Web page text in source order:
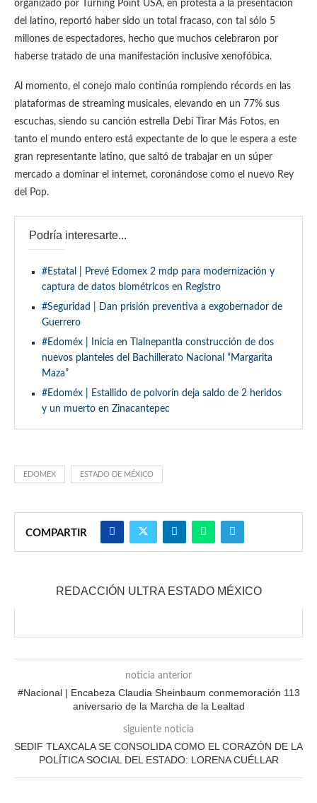
organizado por Turning Point USA, en protesta a la presentación
del latino, reportó haber sido un total fracaso, con tal sólo 5
millones de espectadores, hecho que muchos celebraron por
haberse tratado de una manifestación inclusive xenofóbica.
Al momento, el conejo malo continúa rompiendo récords en las
plataformas de streaming musicales, elevando en un 77% sus
escuchas, siendo su canción estrella Debí Tirar Más Fotos, en
tanto el mundo entero está expectante de lo que le espera a este
gran representante latino, que saltó de trabajar en un súper
mercado a dominar el internet, coronándose como el nuevo Rey
del Pop.
Podría interesarte...
#Estatal | Prevé Edomex 2 mdp para modernización y
captura de datos biométricos en Registro
#Seguridad | Dan prisión preventiva a exgobernador de
Guerrero
#Edoméx | Inicia en Tlalnepantla construcción de dos
nuevos planteles del Bachillerato Nacional “Margarita
Maza”
#Edoméx | Estallido de polvorín deja saldo de 2 heridos
y un muerto en Zinacantepec
EDOMEX ESTADO DE MÉXICO
COMPARTIR
REDACCIÓN ULTRA ESTADO MÉXICO
noticia anterior
#Nacional | Encabeza Claudia Sheinbaum conmemoración 113
aniversario de la Marcha de la Lealtad
siguiente noticia
SEDIF TLAXCALA SE CONSOLIDA COMO EL CORAZÓN DE LA
POLÍTICA SOCIAL DEL ESTADO: LORENA CUÉLLAR